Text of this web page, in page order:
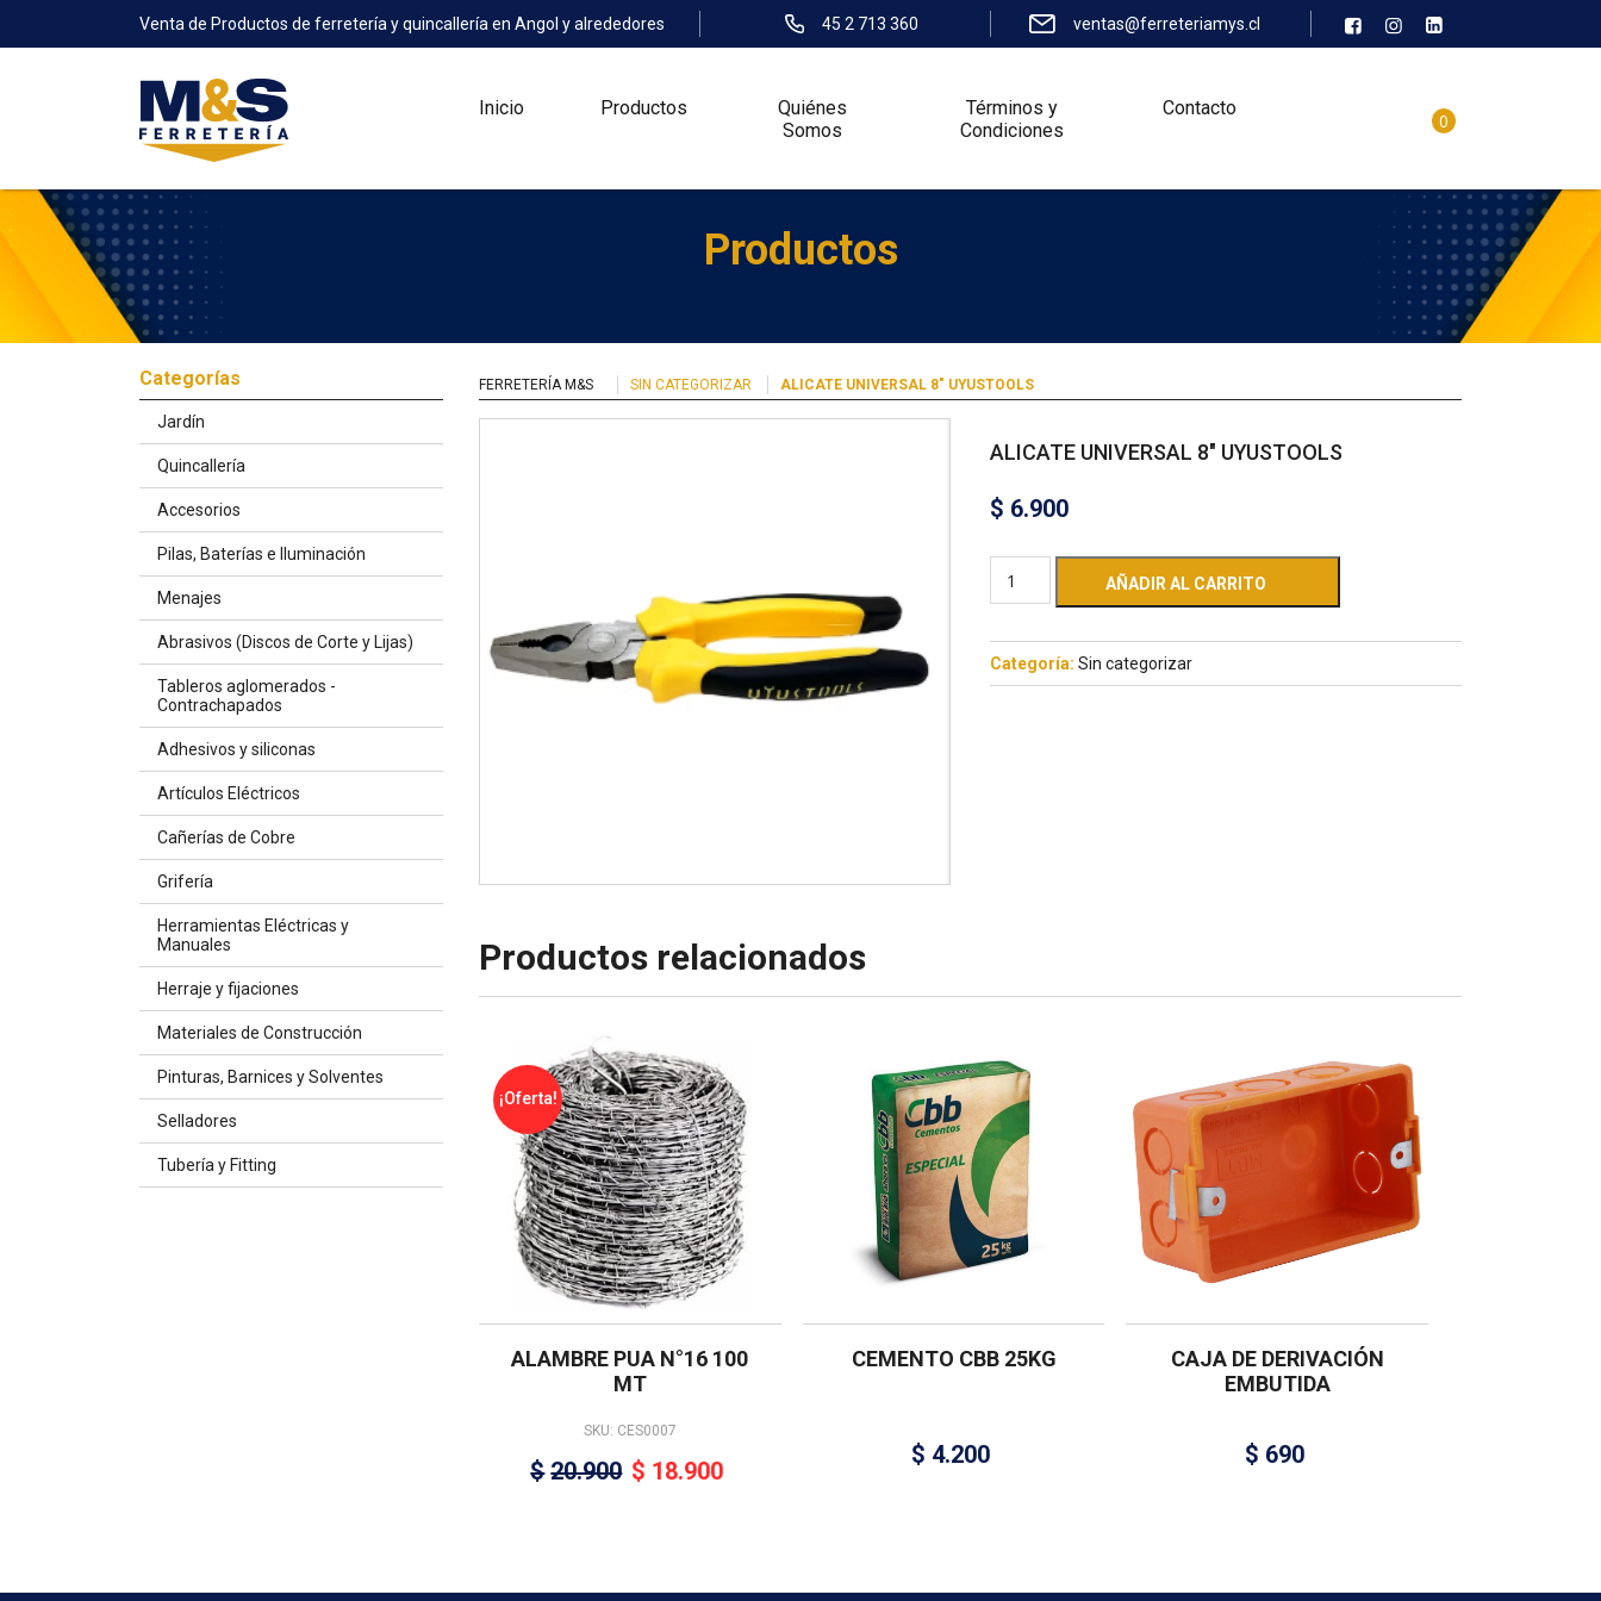
Venta de Productos de ferretería y quincallería en Angol y alrededores 45 2 713 360 ventas@ferreteriamys.cl
Inicio Productos
Quiénes
Somos
Términos y
Condiciones
Contacto
0
Productos
Categorías
Jardín
Quincallería
Accesorios
Pilas, Baterías e Iluminación
Menajes
Abrasivos (Discos de Corte y Lijas)
Tableros aglomerados -
Contrachapados
Adhesivos y siliconas
Artículos Eléctricos
Cañerías de Cobre
Grifería
Herramientas Eléctricas y
Manuales
Herraje y fijaciones
Materiales de Construcción
Pinturas, Barnices y Solventes
Selladores
Tubería y Fitting
FERRETERÍA M&S SIN CATEGORIZAR ALICATE UNIVERSAL 8″ UYUSTOOLS
ALICATE UNIVERSAL 8″ UYUSTOOLS
$ 6.900
AÑADIR AL CARRITO
Categoría: Sin categorizar
Productos relacionados
¡Oferta!
ALAMBRE PUA N°16 100
MT
SKU: CES0007
$ 20.900 $ 18.900
CEMENTO CBB 25KG
$ 4.200
CAJA DE DERIVACIÓN
EMBUTIDA
$ 690